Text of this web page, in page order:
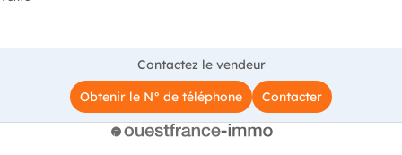
Contactez le vendeur
Obtenir le N° de téléphone
Contacter